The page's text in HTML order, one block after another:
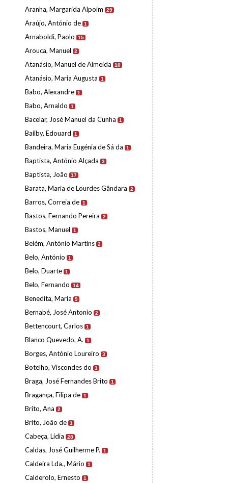
Aranha, Margarida Alpoim 29
Araújo, António de 1
Arnaboldi, Paolo 15
Arouca, Manuel 2
Atanásio, Manuel de Almeida 10
Atanásio, Maria Augusta 1
Babo, Alexandre 1
Babo, Arnaldo 1
Bacelar, José Manuel da Cunha 1
Bailby, Edouard 1
Bandeira, Maria Eugénia de Sá da 1
Baptista, António Alçada 3
Baptista, João 17
Barata, Maria de Lourdes Gândara 2
Barros, Correia de 1
Bastos, Fernando Pereira 2
Bastos, Manuel 1
Belém, António Martins 2
Belo, António 1
Belo, Duarte 1
Belo, Fernando 14
Benedita, Maria 9
Bernabé, José Antonio 2
Bettencourt, Carlos 1
Blanco Quevedo, A. 1
Borges, António Loureiro 3
Botelho, Viscondes do 1
Braga, José Fernandes Brito 1
Bragança, Filipa de 1
Brito, Ana 2
Brito, João de 1
Cabeça, Lídia 28
Caldas, José Guilherme P. 1
Caldeira Lda., Mário 1
Calderolo, Ernesto 1